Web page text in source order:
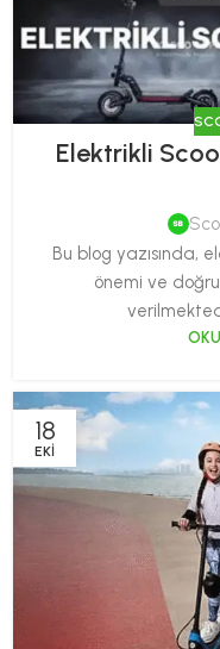
Elektrikli
Bu blog yazısında,
önemi ve
18
EKI